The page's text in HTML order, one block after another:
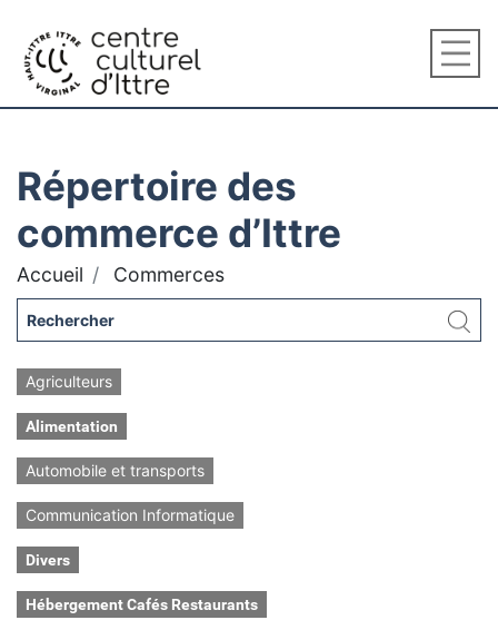
Répertoire des
commerce d’Ittre
Accueil Commerces
Agriculteurs
Alimentation
Automobile et transports
Communication Informatique
Divers
Hébergement Cafés Restaurants